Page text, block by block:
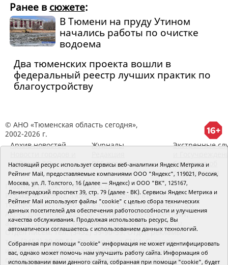
Ранее в сюжете:
В Тюмени на пруду Утином
начались работы по очистке
водоема
Два тюменских проекта вошли в
федеральный реестр лучших практик по
благоустройству
© АНО «Тюменская область сегодня»,
2002-2026 г.
Архив новостей
районов ТО
Журналы
RSS поток
Экстренные
Сведения об
организации
Главный редактор Рябков А.В.
Редакция: 625002, Тюмень, Осипенко, 81,
телефон (3452)49-00-18, e-mail: tumentoday@obl72.ru
Адрес для писем: 625000, Россия, Тюмень, Почтамт,
а/я 371. Для пресс-релизов: tumentoday@obl72.ru.
Отдел писем: тел. (3452) 39-90-59. Отдел рекламы:
тел. (3452) 39-90-51. Регистрация СМИ: Сетевое
издание «Интернет-газета «Тюменская область
сегодня», свидетельство о регистрации СМИ Эл №
Настоящий ресурс использует сервисы веб-аналитики Яндекс Метрика и
Рейтинг Mail, предоставляемые компаниями ООО "Яндекс", 119021, Россия,
Москва, ул. Л. Толстого, 16 (далее — Яндекс) и ООО "ВК", 125167,
Ленинградский проспект 39, стр. 79 (далее - ВК). Сервисы Яндекс Метрика и
Рейтинг Mail используют файлы "cookie" с целью сбора технических
данных посетителей для обеспечения работоспособности и улучшения
качества обслуживания. Продолжая использовать ресурс, Вы
автоматически соглашаетесь с использованием данных технологий.
Собранная при помощи "cookie" информация не может идентифицировать
вас, однако может помочь нам улучшить работу сайта. Информация об
использовании вами данного сайта, собранная при помощи "cookie", будет